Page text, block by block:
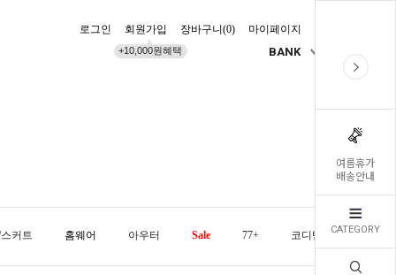
여름휴가
배송안내
CATEGORY
로그인 회원가입
+10,000원혜택
장바구니(0) 마이페이지
BANK
커트 홈웨어 아우터 Sale 77+ 코디템 오늘발송